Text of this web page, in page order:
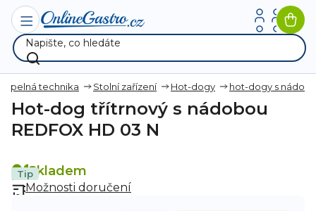
Přejít
obsah
Tepelná technika Stolní zařízení Hot-dogy hot-dogy s
Hot-dog třítrnový s nádobou
REDFOX HD 03 N
TipSkladem
Možnosti doručení